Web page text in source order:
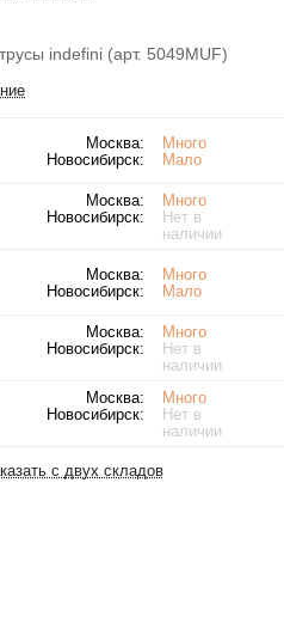
indefini (арт. 5049MUF)
Москва:
Много
Новосибирск:
Мало
Москва:
Много
Новосибирск:
Нет в
наличии
Москва:
Много
Новосибирск:
Мало
Москва:
Много
Новосибирск:
Нет в
наличии
Москва:
Много
Новосибирск:
Нет в
наличии
с двух складов